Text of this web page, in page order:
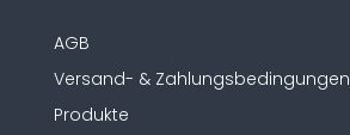
AGB
Versand- & Zahlungsbedingungen
Produkte